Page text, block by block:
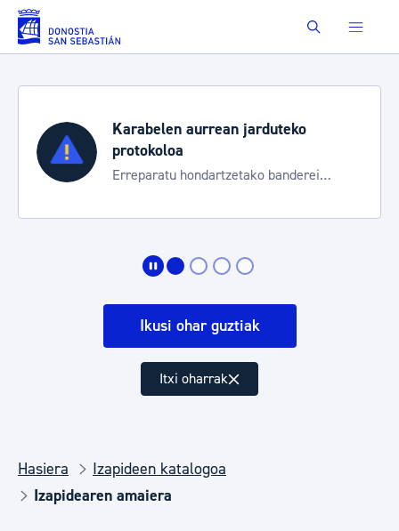
Eduki nagusira joan Buscar
Karabelen aurrean jarduteko
protokoloa
Erreparatu hondartzetako banderei
Ikusi ohar guztiak
Itxi oharrak
Hasiera
Izapideen katalogoa
Izapidearen amaiera